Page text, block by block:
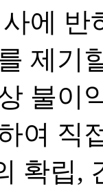
에
제기
불이
여 직
확립,